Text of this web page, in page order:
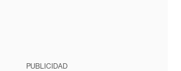
PUBLICIDAD